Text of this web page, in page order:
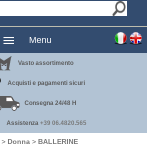
Menu
Vasto assortimento
Acquisti e pagamenti sicuri
Consegna 24/48 H
Assistenza +39 06.4820.565
> Donna > BALLERINE